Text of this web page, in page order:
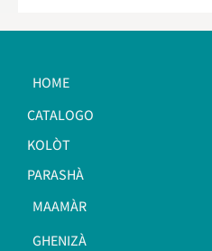
HOME
CATALOGO
KOLÒT
PARASHÀ
MAAMÀR
GHENIZÀ